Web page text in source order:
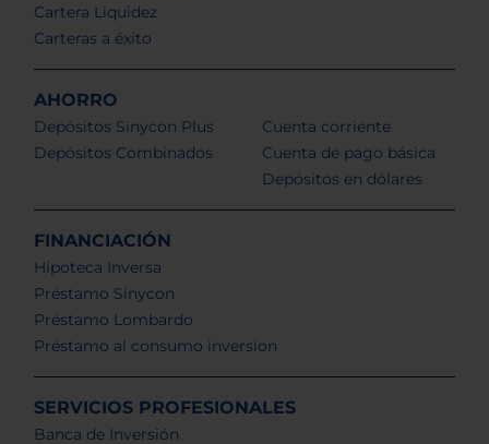
Cartera Liquidez
Carteras a éxito
AHORRO
Depósitos Sinycon Plus
Depósitos Combinados
Cuenta corriente
Cuenta de pago básica
Depósitos en dólares
FINANCIACIÓN
Hipoteca Inversa
Préstamo Sinycon
Préstamo Lombardo
Préstamo al consumo inversion
SERVICIOS PROFESIONALES
Banca de Inversión